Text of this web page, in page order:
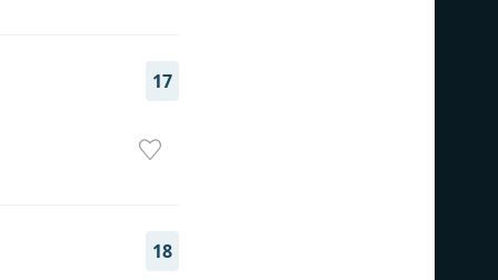
17
18